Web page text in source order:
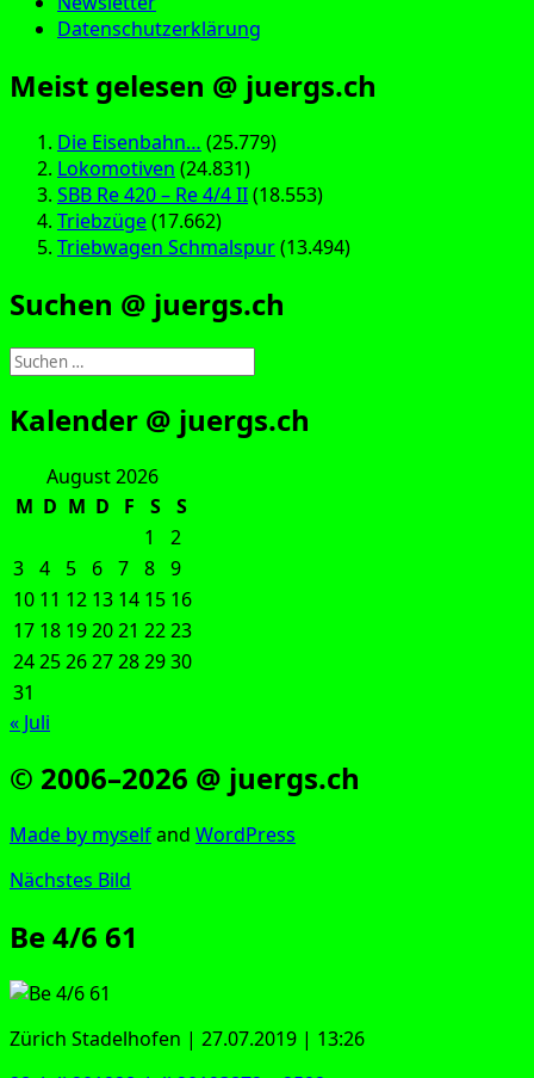
Datenschutzerklärung
Meist gelesen @ juergs.ch
Die Eisenbahn… (25.779)
Lokomotiven (24.831)
SBB Re 420 – Re 4/4 II(18.553)
Triebzüge(17.662)
Triebwagen Schmalspur(13.494)
Suchen @ juergs.ch
Suchen
nach:
Kalender @ juergs.ch
August 2026
M D M D F S
S
1
2
3 4 5 6 7 8 9
10 11 12 13 14 15 16
17 18 192021 2223
24252627282930
31
« Juli
© 2006–2026 @ juergs.ch
Made by mys­elfand Word­Press
Nächstes Bild
Be 4/6 61
Zürich Sta­del­ho­fen | 27.07.2019 | 13:26